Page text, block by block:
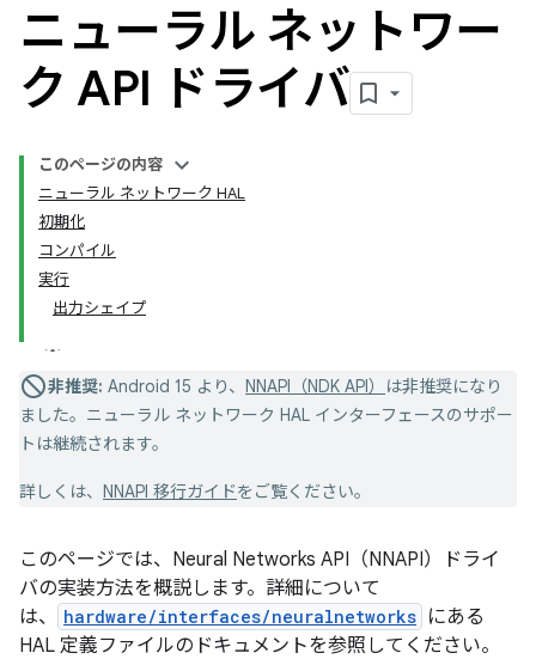
ニューラル ネットワー
ク API ドライバ
このページの内容
ニューラル ネットワーク HAL
初期化
コンパイル
実行
出力シェイプ
非推奨: Android 15 より、 NNAPI（NDK API）
は非推奨になり
ました。ニューラル ネットワーク HAL インターフェースのサポー
トは継続されます。
詳しくは、 NNAPI 移行ガイドをご覧ください。
このページでは、Neural Networks API（NNAPI）ドライ
バの実装方法を概説します。詳細について
は、
hardware/interfaces/neuralnetworks にある
HAL 定義ファイルのドキュメントを参照してください。